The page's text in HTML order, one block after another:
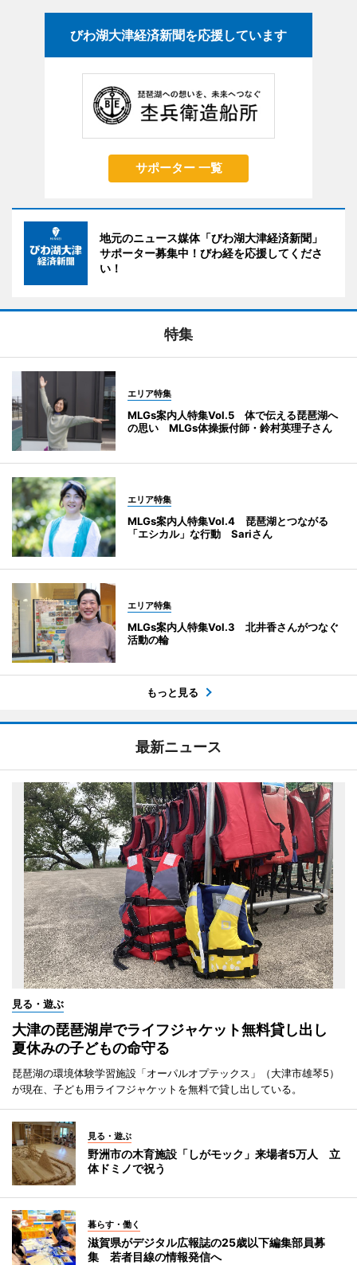
びわ湖大津経済新聞を応援しています
サポーター 一覧
地元のニュース媒体「びわ湖大津経済新聞」
サポーター募集中！びわ経を応援してくださ
い！
特集
エリア特集
MLGs案内人特集Vol.5 体で伝える琵琶湖へ
の思い MLGs体操振付師・鈴村英理子さん
エリア特集
MLGs案内人特集Vol.4 琵琶湖とつながる
「エシカル」な行動 Sariさん
エリア特集
MLGs案内人特集Vol.3 北井香さんがつなぐ
活動の輪
もっと見る
最新ニュース
見る・遊ぶ
大津の琵琶湖岸でライフジャケット無料貸し出し
夏休みの子どもの命守る
琵琶湖の環境体験学習施設「オーパルオプテックス」（大津市雄琴5）
が現在、子ども用ライフジャケットを無料で貸し出している。
見る・遊ぶ
野洲市の木育施設「しがモック」来場者5万人 立
体ドミノで祝う
暮らす・働く
滋賀県がデジタル広報誌の25歳以下編集部員募
集 若者目線の情報発信へ